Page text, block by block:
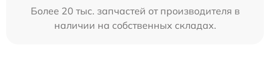
Более 20 тыс. запчастей от производителя в
наличии на собственных складах.